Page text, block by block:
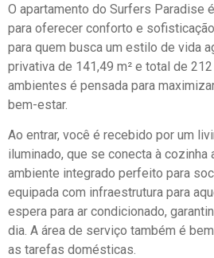
O apartamento do Surfers Paradise
para oferecer conforto e
para quem busca um estilo de vida
privativa de 141,49 m² e total de
ambientes é pensada para
bem-estar.
Ao entrar, você é recebido por um
iluminado, que se conecta à cozinha
ambiente integrado perfeito para
equipada com infraestrutura para
espera para ar condicionado,
dia. A área de serviço também é
as tarefas domésticas.